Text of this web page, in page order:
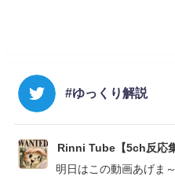
#ゆっくり解説
Rinni Tube【5ch反応集
明日はこの動画あげま